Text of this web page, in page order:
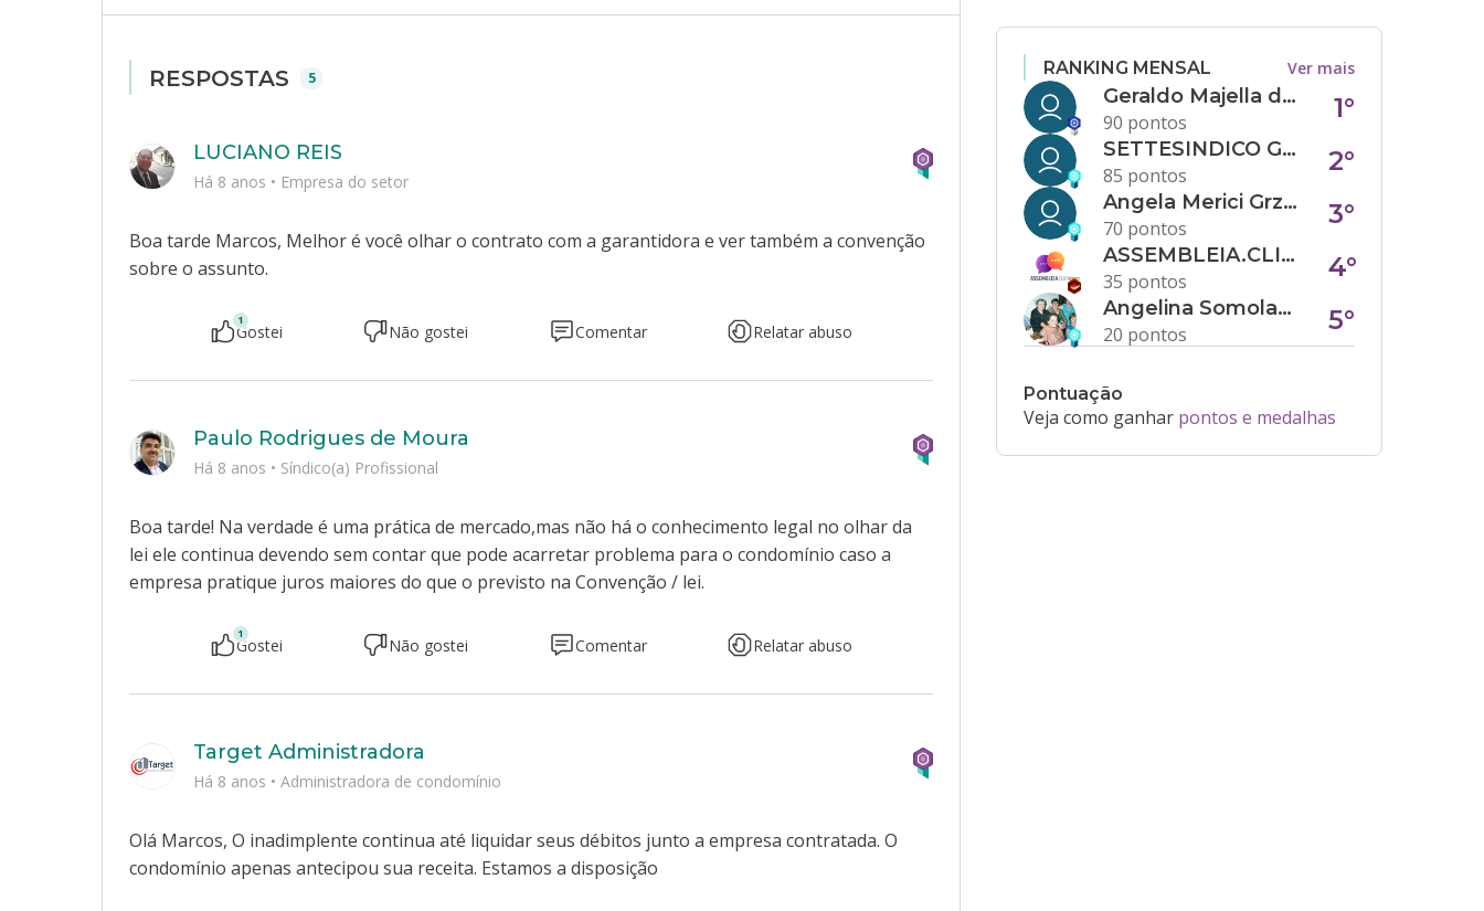
RESPOSTAS 5
Boa tarde Marcos, Melhor é você olhar o contrato com a garantidora e ver também a convenção
sobre o assunto.
LUCIANO REIS
Há 8 anos • Empresa do setor
1
Gostei Não gostei Comentar Relatar abuso
Boa tarde! Na verdade é uma prática de mercado,mas não há o conhecimento legal no olhar da
lei ele continua devendo sem contar que pode acarretar problema para o condomínio caso a
empresa pratique juros maiores do que o previsto na Convenção / lei.
Paulo Rodrigues de Moura
Há 8 anos • Síndico(a) Profissional
1
Gostei Não gostei Comentar Relatar abuso
Olá Marcos, O inadimplente continua até liquidar seus débitos junto a empresa contratada. O
condomínio apenas antecipou sua receita. Estamos a disposição
Target Administradora
Há 8 anos • Administradora de condomínio
RANKING MENSAL Ver mais
Geraldo Majella da Silva
90 pontos
1°
SETTESINDICO GOVERNANÇA CONDOMINIAL
85 pontos
2°
Angela Merici Grzybowski
70 pontos
3°
ASSEMBLEIA.CLICK
35 pontos
4°
Angelina Somolanji R. Oliveira
20 pontos
5°
Pontuação
Veja como ganhar pontos e medalhas